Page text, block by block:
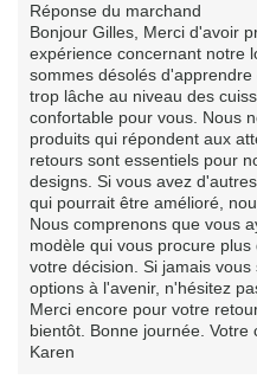
Réponse du marchand
Bonjour Gilles, Merci d'avoir
expérience concernant notre
sommes désolés
trop lâche au niveau des
confortable pour vous. Nous
produits qui répondent aux
retours sont essentiels pour
designs. Si vous avez
qui pourrait être amélioré,
Nous comprenons que vous
modèle qui vous procure
votre décision. Si jamais
options à l'avenir, n'hésitez
Merci encore pour votre
bientôt. Bonne journée. Votre
Karen